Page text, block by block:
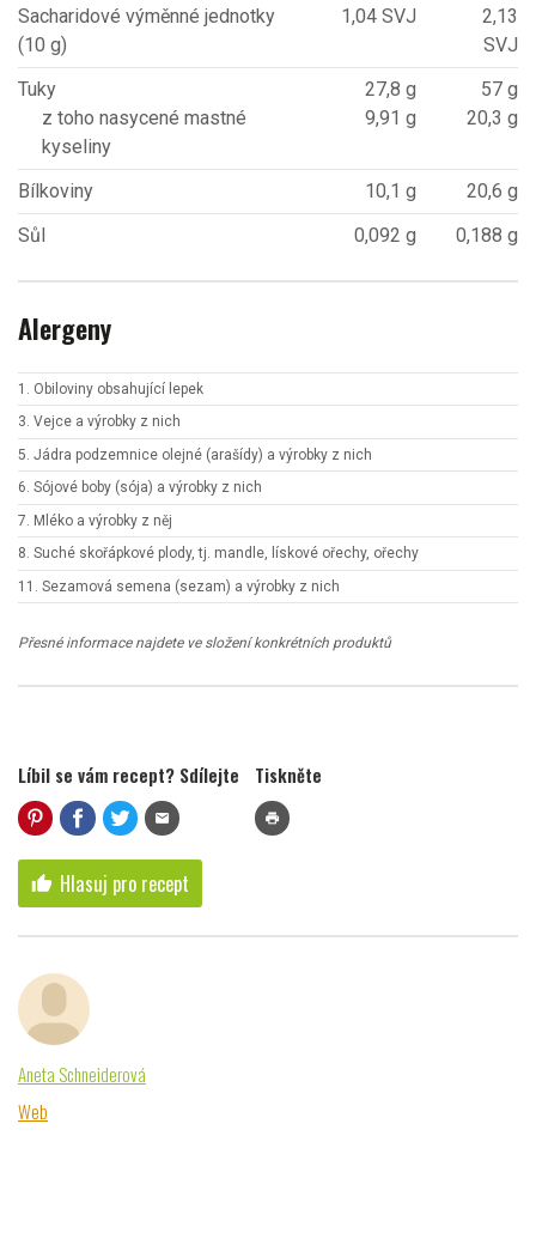
Sacharidové výměnné jednotky
(10 g)
1,04 SVJ
2,13
SVJ
Tuky
z toho nasycené mastné
kyseliny
27,8 g
9,91 g
57 g
20,3 g
Bílkoviny 10,1 g
20,6 g
Sůl
0,092 g 0,188 g
Alergeny
1. Obiloviny obsahující lepek
3. Vejce a výrobky z nich
5. Jádra podzemnice olejné (arašídy) a výrobky z nich
6. Sójové boby (sója) a výrobky z nich
7. Mléko a výrobky z něj
8. Suché skořápkové plody, tj. mandle, lískové ořechy, ořechy
11. Sezamová semena (sezam) a výrobky z nich
Přesné informace najdete ve složení konkrétních produktů
Líbil se vám recept? Sdílejte
mail
Tiskněte
print
thumb_up Hlasuj pro recept
Aneta Schneiderová
Web